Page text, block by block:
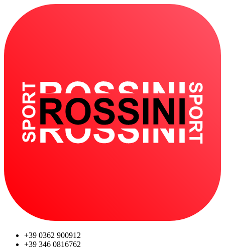
+39 0362 900912
+39 346 0816762